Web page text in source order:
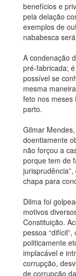
benefícios e
pela delação
exemplos de
nababesca
A condenação
pré-fabricada;
possível se
mesma
feto nos meses
parto.
Gilmar
doentiamente
não forçou a
porque tem de
chapa para
Dilma foi
motivos
Constituição.
pessoa
politicamente
implacável e
corrupção,
de corrupção